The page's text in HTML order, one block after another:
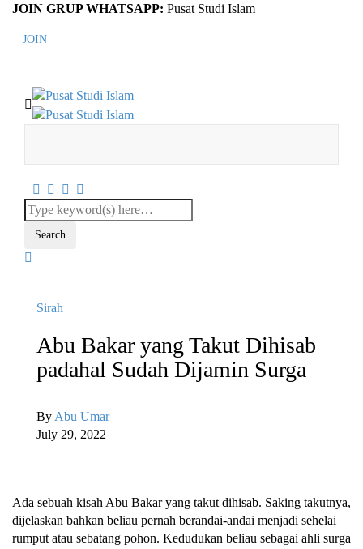
JOIN GRUP WHATSAPP: Pusat Studi Islam
JOIN
Sirah
Abu Bakar yang Takut Dihisab
padahal Sudah Dijamin Surga
By Abu Umar
July 29, 2022
Ada sebuah kisah Abu Bakar yang takut dihisab. Saking takutnya,
dijelaskan bahkan beliau pernah berandai-andai menjadi sehelai
rumput atau sebatang pohon. Kedudukan beliau sebagai ahli surga